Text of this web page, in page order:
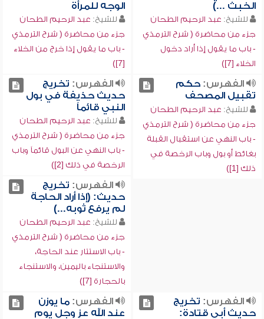
الخبث ...)
للشيخ: عبد الرحيم الطحان
جزء من محاضرة ( شرح الترمذي
- باب ما يقول إذا أراد دخول
الخلاء [7])
الوجه للمرأة
للشيخ: عبد الرحيم الطحان
جزء من محاضرة ( شرح الترمذي
- باب ما يقول إذا خرج من الخلاء
[7])
الفهرس:حكم
تقبيل المصحف
للشيخ: عبد الرحيم الطحان
جزء من محاضرة ( شرح الترمذي
- باب النهي عن استقبال القبلة
بغائط أو بول وباب الرخصة في
ذلك [1])
الفهرس: تخريج
حديث حذيفة في بول
النبي قائماً
للشيخ: عبد الرحيم الطحان
جزء من محاضرة ( شرح الترمذي
- باب النهي عن البول قائماً وباب
الرخصة في ذلك [2])
الفهرس: تخريج
حديث: (إذا أراد الحاجة
لم يرفع ثوبه...)
للشيخ: عبد الرحيم الطحان
جزء من محاضرة ( شرح الترمذي
- باب الاستتار عند الحاجة،
والاستنجاء باليمين، والاستنجاء
بالحجارة [7])
الفهرس: تخريج
حديث أبي قتادة:
الفهرس:ما يوزن
عند الله عز وجل يوم